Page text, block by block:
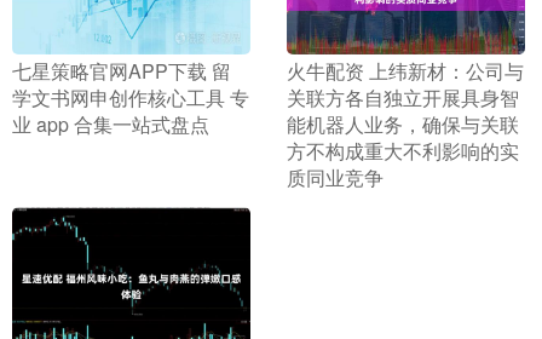
​七星策略官网APP下载 留
学文书网申创作核心工具 专
业 app 合集一站式盘点
​火牛配资 上纬新材：公司与
关联方各自独立开展具身智
能机器人业务，确保与关联
方不构成重大不利影响的实
质同业竞争